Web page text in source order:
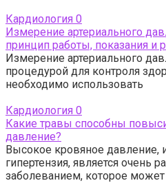
Кардиология 0
Измерение артериального
принцип работы, показания и
Измерение артериального
процедурой для контроля
необходимо использовать
Кардиология 0
Какие травы способны
давление?
Высокое кровяное давление,
гипертензия, является очень
заболеванием, которое